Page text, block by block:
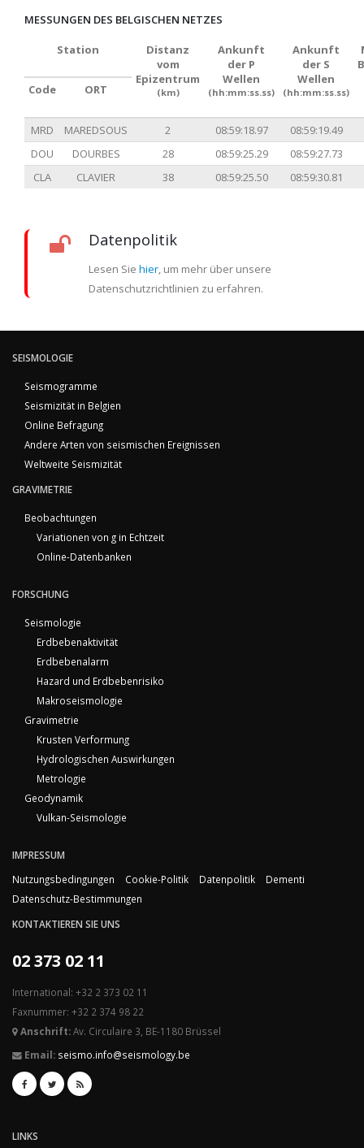
MESSUNGEN DES BELGISCHEN NETZES
Station
Distanz
vom
Epizentrum
(km)
Ankunft
der P
Wellen
(hh:mm:ss.ss)
Ankunft
der S
Wellen
(hh:mm:ss.ss)
Code
ORT
MRD MAREDSOUS 2 08:59:18.97
08:59:19.49
DOU
DOURBES 28 08:59:25.29
08:59:27.73
CLA
CLAVIER 38 08:59:25.50 08:59:30.81
Datenpolitik
Lesen Sie hier, um mehr über unsere
Datenschutzrichtlinien zu erfahren.
SEISMOLOGIE
Seismogramme
Seismizität in Belgien
Online Befragung
Andere Arten von seismischen Ereignissen
Weltweite Seismizität
GRAVIMETRIE
Beobachtungen
Variationen von g in Echtzeit
Online-Datenbanken
FORSCHUNG
Seismologie
Erdbebenaktivität
Erdbebenalarm
Hazard und Erdbebenrisiko
Makroseismologie
Gravimetrie
Krusten Verformung
Hydrologischen Auswirkungen
Metrologie
Geodynamik
Vulkan-Seismologie
IMPRESSUM
Nutzungsbedingungen
Cookie-Politik Datenpolitik
Dementi
Datenschutz-Bestimmungen
KONTAKTIEREN SIE UNS
02 373 02 11
International: +32 2 373 02 11
Faxnummer: +32 2 374 98 22
Anschrift:Av. Circulaire 3, BE-1180 Brüssel
Email: seismo.info@seismology.be
LINKS